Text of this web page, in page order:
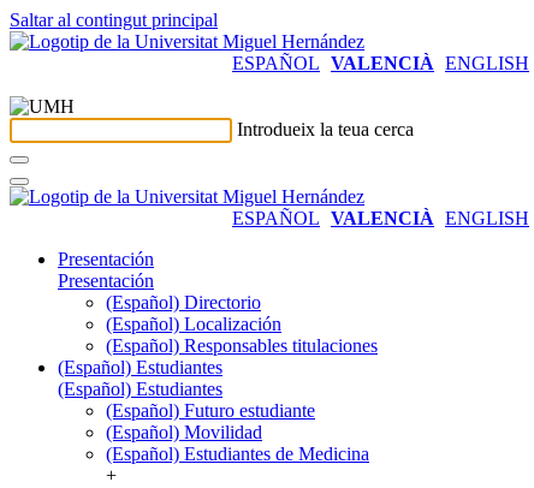
Saltar al contingut principal
ESPAÑOL VALENCIÀ ENGLISH
Introdueix la teua cerca
ESPAÑOL VALENCIÀ ENGLISH
Presentación
Presentación
(Español) Directorio
(Español) Localización
(Español) Responsables titulaciones
(Español) Estudiantes
(Español) Estudiantes
(Español) Futuro estudiante
(Español) Movilidad
(Español) Estudiantes de Medicina
+